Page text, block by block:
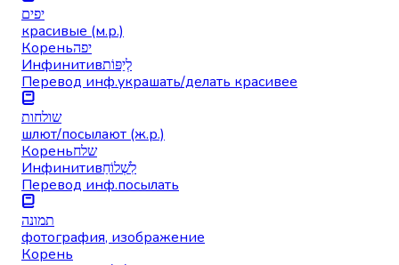
יפים
красивые (м.р.)
Кореньיפה
Инфинитивלְיַפּוֹת
Перевод инф.украшать/делать красивее
שולחות
шлют/посылают (ж.р.)
Кореньשלח
Инфинитивלִשְׁלוֹחַ
Перевод инф.посылать
תמונה
фотография, изображение
Корень